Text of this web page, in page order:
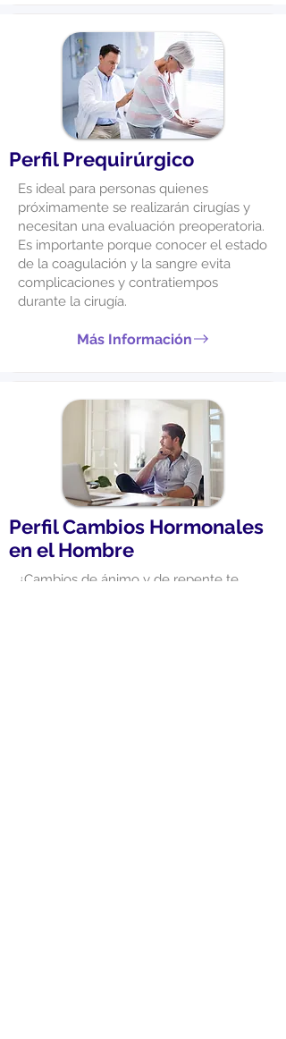
Perfil Prequirúrgico
Es ideal para personas quienes
próximamente se realizarán cirugías y
necesitan una evaluación preoperatoria.
Es importante porque conocer el estado
de la coagulación y la sangre evita
complicaciones y contratiempos
durante la cirugía.
Más Información
Perfil Cambios Hormonales
en el Hombre
¿Cambios de ánimo y de repente te